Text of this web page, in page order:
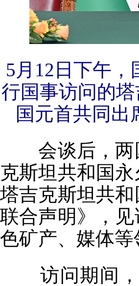
5月12日下午
行国事访问的
国元首共同出
会谈后，两
克斯坦共和国
塔吉克斯坦共
联合声明》，
色矿产、媒体
访问期间，